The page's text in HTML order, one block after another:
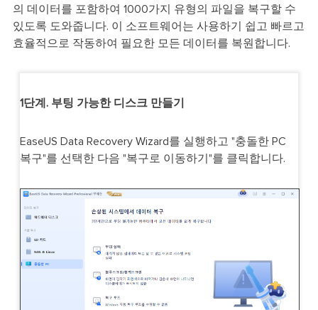
의 데이터를 포함하여 1000가지 유형의 파일을 복구할 수
있도록 도와줍니다. 이 소프트웨어는 사용하기 쉽고 빠르고
효율적으로 작동하여 필요한 모든 데이터를 복원합니다.
1단계. 부팅 가능한 디스크 만들기
EaseUS Data Recovery Wizard를 실행하고 "충돌한 PC
복구"를 선택한 다음 "복구로 이동하기"를 클릭합니다.